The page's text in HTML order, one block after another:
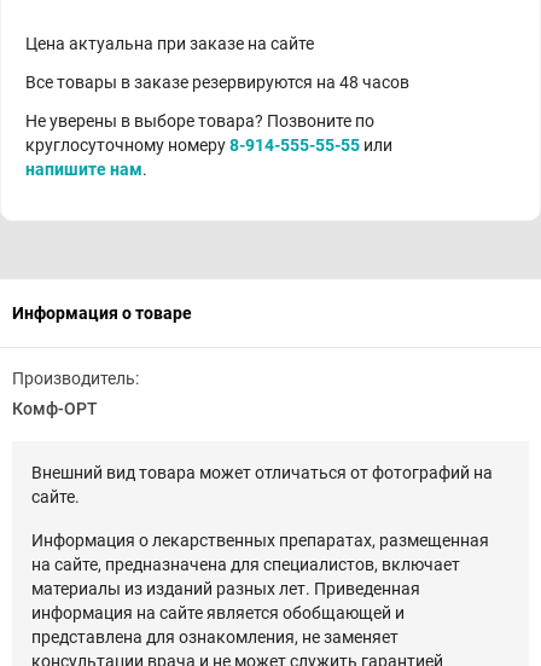
Цена актуальна при заказе на сайте
Все товары в заказе резервируются на 48 часов
Не уверены в выборе товара? Позвоните по
круглосуточному номеру8-914-555-55-55 или
напишите нам.
Информация о товаре
Производитель:
Комф-ОРТ
Внешний вид товара может отличаться от фотографий на
сайте.
Информация о лекарственных препаратах, размещенная
на сайте, предназначена для специалистов, включает
материалы из изданий разных лет. Приведенная
информация на сайте является обобщающей и
представлена для ознакомления, не заменяет
консультации врача и не может служить гарантией